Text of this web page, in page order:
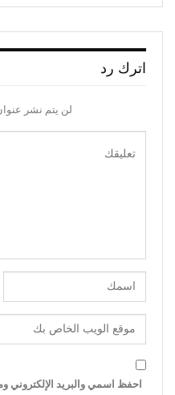
اترك رد
لن يتم نشر
احفظ اسمي والبريد الإلكتروني